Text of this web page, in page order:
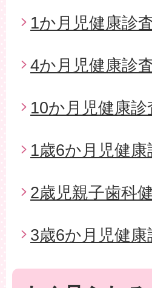
1か月児健康診
4か月児健康診
10か月児健康診
1歳6か月児健康
2歳児親子歯科
3歳6か月児健康